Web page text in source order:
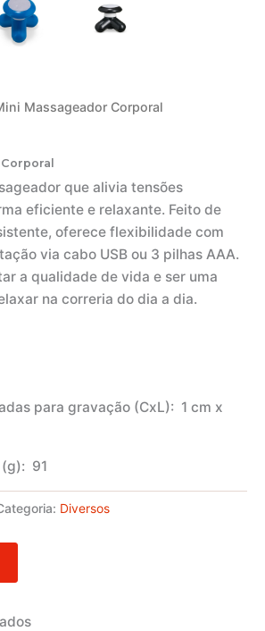
Massageador Corporal
que alivia tensões
eficiente e relaxante. Feito de
oferece flexibilidade com
via cabo USB ou 3 pilhas AAA.
a qualidade de vida e ser uma
na correria do dia a dia.
para gravação (CxL): 1 cm x
(g): 91
Diversos